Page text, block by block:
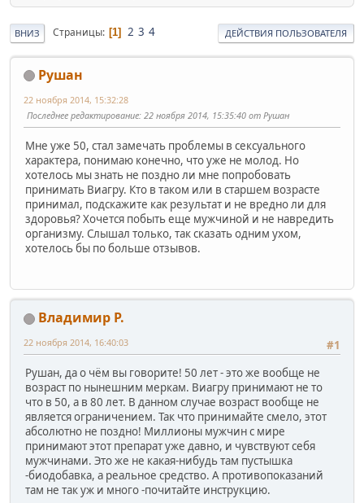
ВНИЗ Страницы 1 2 3 4 ДЕЙСТВИЯ ПОЛЬЗОВАТЕЛЯ
Рушан
22 ноября 2014, 15:32:28
Последнее редактирование: 22 ноября 2014, 15:35:40 от Рушан
Мне уже 50, стал замечать проблемы в сексуального
характера, понимаю конечно, что уже не молод. Но
хотелось мы знать не поздно ли мне попробовать
принимать Виагру. Кто в таком или в старшем возрасте
принимал, подскажите как результат и не вредно ли для
здоровья? Хочется побыть еще мужчиной и не навредить
организму. Слышал только, так сказать одним ухом,
хотелось бы по больше отзывов.
Владимир Р.
#1
22 ноября 2014, 16:40:03
Рушан, да о чём вы говорите! 50 лет - это же вообще не
возраст по нынешним меркам. Виагру принимают не то
что в 50, а в 80 лет. В данном случае возраст вообще не
является ограничением. Так что принимайте смело, этот
абсолютно не поздно! Миллионы мужчин с мире
принимают этот препарат уже давно, и чувствуют себя
мужчинами. Это же не какая-нибудь там пустышка
-биодобавка, а реальное средство. А противопоказаний
там не так уж и много -почитайте инструкцию.